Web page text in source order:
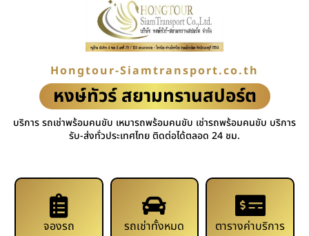
Hongtour-Siamtransport.co.th
หงษ์ทัวร์ สยามทรานสปอร์ต
บริการ รถเช่าพร้อมคนขับ เหมารถพร้อมคนขับ เช่ารถพร้อมคนขับ บริการ
รับ-ส่งทั่วประเทศไทย ติดต่อได้ตลอด 24 ชม.
จองรถ รถเช่าทั้งหมด ตารางค่าบริการ